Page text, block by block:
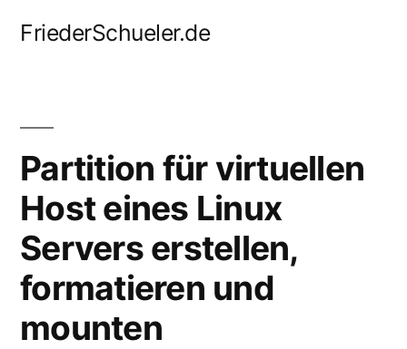
FriederSchueler.de
Partition für virtuellen
Host eines Linux
Servers erstellen,
formatieren und
mounten